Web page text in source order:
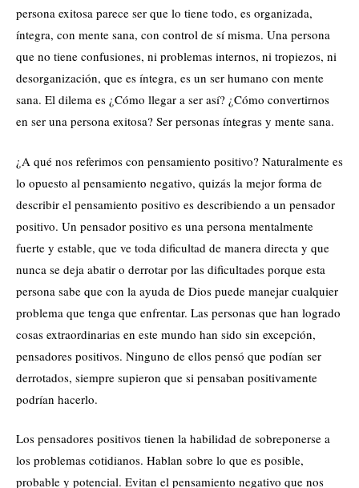
persona exitosa parece ser que lo tiene todo, es organizada,
íntegra, con mente sana, con control de sí misma. Una persona
que no tiene confusiones, ni problemas internos, ni tropiezos, ni
desorganización, que es íntegra, es un ser humano con mente
sana. El dilema es ¿Cómo llegar a ser así? ¿Cómo convertirnos
en ser una persona exitosa? Ser personas íntegras y mente sana.
¿A qué nos referimos con pensamiento positivo? Naturalmente es
lo opuesto al pensamiento negativo, quizás la mejor forma de
describir el pensamiento positivo es describiendo a un pensador
positivo. Un pensador positivo es una persona mentalmente
fuerte y estable, que ve toda dificultad de manera directa y que
nunca se deja abatir o derrotar por las dificultades porque esta
persona sabe que con la ayuda de Dios puede manejar cualquier
problema que tenga que enfrentar. Las personas que han logrado
cosas extraordinarias en este mundo han sido sin excepción,
pensadores positivos. Ninguno de ellos pensó que podían ser
derrotados, siempre supieron que si pensaban positivamente
podrían hacerlo.
Los pensadores positivos tienen la habilidad de sobreponerse a
los problemas cotidianos. Hablan sobre lo que es posible,
probable y potencial. Evitan el pensamiento negativo que nos